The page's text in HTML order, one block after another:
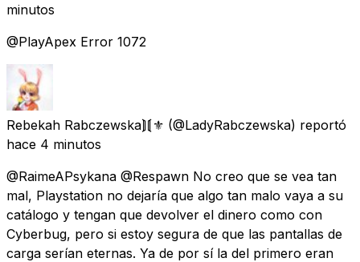
minutos
@PlayApex Error 1072
Rebekah Rabczewska⟭⟬⚜️ (@LadyRabczewska) reportó
hace 4 minutos
@RaimeAPsykana @Respawn No creo que se vea tan
mal, Playstation no dejaría que algo tan malo vaya a su
catálogo y tengan que devolver el dinero como con
Cyberbug, pero si estoy segura de que las pantallas de
carga serían eternas. Ya de por sí la del primero eran